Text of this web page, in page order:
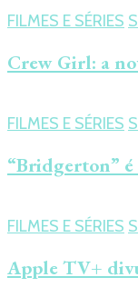
FILMES E SÉRIES
Crew Girl: a
FILMES E SÉRIES
“Bridgerton” é
FILMES E SÉRIES
Apple TV+